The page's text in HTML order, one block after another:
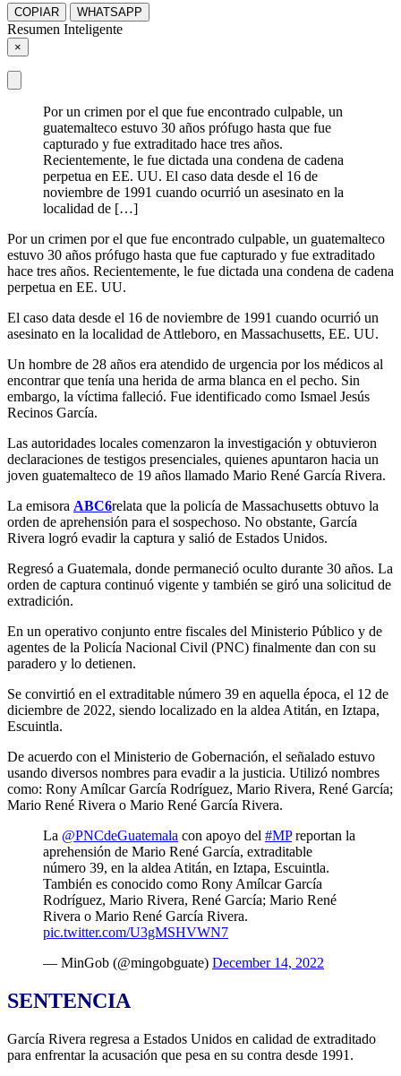
COPIAR WHATSAPP
Resumen Inteligente
×
Por un crimen por el que fue encontrado culpable, un
guatemalteco estuvo 30 años prófugo hasta que fue
capturado y fue extraditado hace tres años.
Recientemente, le fue dictada una condena de cadena
perpetua en EE. UU. El caso data desde el 16 de
noviembre de 1991 cuando ocurrió un asesinato en la
localidad de […]
Por un crimen por el que fue encontrado culpable, un guatemalteco
estuvo 30 años prófugo hasta que fue capturado y fue extraditado
hace tres años. Recientemente, le fue dictada una condena de cadena
perpetua en EE. UU.
El caso data desde el 16 de noviembre de 1991 cuando ocurrió un
asesinato en la localidad de Attleboro, en Massachusetts, EE. UU.
Un hombre de 28 años era atendido de urgencia por los médicos al
encontrar que tenía una herida de arma blanca en el pecho. Sin
embargo, la víctima falleció. Fue identificado como Ismael Jesús
Recinos García.
Las autoridades locales comenzaron la investigación y obtuvieron
declaraciones de testigos presenciales, quienes apuntaron hacia un
joven guatemalteco de 19 años llamado Mario René García Rivera.
La emisora ABC6relata que la policía de Massachusetts obtuvo la
orden de aprehensión para el sospechoso. No obstante, García
Rivera logró evadir la captura y salió de Estados Unidos.
Regresó a Guatemala, donde permaneció oculto durante 30 años. La
orden de captura continuó vigente y también se giró una solicitud de
extradición.
En un operativo conjunto entre fiscales del Ministerio Público y de
agentes de la Policía Nacional Civil (PNC) finalmente dan con su
paradero y lo detienen.
Se convirtió en el extraditable número 39 en aquella época, el 12 de
diciembre de 2022, siendo localizado en la aldea Atitán, en Iztapa,
Escuintla.
De acuerdo con el Ministerio de Gobernación, el señalado estuvo
usando diversos nombres para evadir a la justicia. Utilizó nombres
como: Rony Amílcar García Rodríguez, Mario Rivera, René García;
Mario René Rivera o Mario René García Rivera.
La @PNCdeGuatemala con apoyo del #MPreportan la
aprehensión de Mario René García, extraditable
número 39, en la aldea Atitán, en Iztapa, Escuintla.
También es conocido como Rony Amílcar García
Rodríguez, Mario Rivera, René García; Mario René
Rivera o Mario René García Rivera.
pic.twitter.com/U3gMSHVWN7
— MinGob (@mingobguate) December 14, 2022
SENTENCIA
García Rivera regresa a Estados Unidos en calidad de extraditado
para enfrentar la acusación que pesa en su contra desde 1991.